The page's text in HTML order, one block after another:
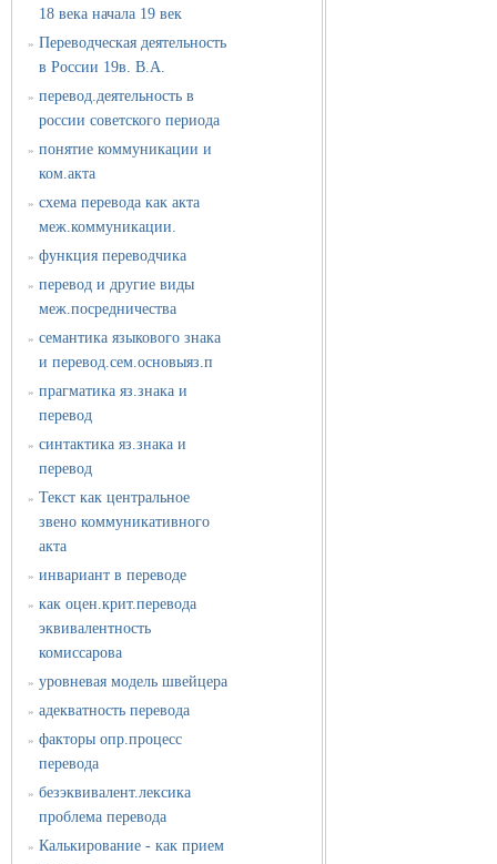
18 века начала 19 век
» Переводческая деятельность
в России 19в. В.А.
» перевод.деятельность в
россии советского периода
» понятие коммуникации и
ком.акта
» схема перевода как акта
меж.коммуникации.
» функция переводчика
» перевод и другие виды
меж.посредничества
» семантика языкового знака
и перевод.сем.основыяз.п
» прагматика яз.знака и
перевод
» синтактика яз.знака и
перевод
» Текст как центральное
звено коммуникативного
акта
» инвариант в переводе
» как оцен.крит.перевода
эквивалентность
комиссарова
» уровневая модель швейцера
» адекватность перевода
» факторы опр.процесс
перевода
» безэквивалент.лексика
проблема перевода
» Калькирование - как прием